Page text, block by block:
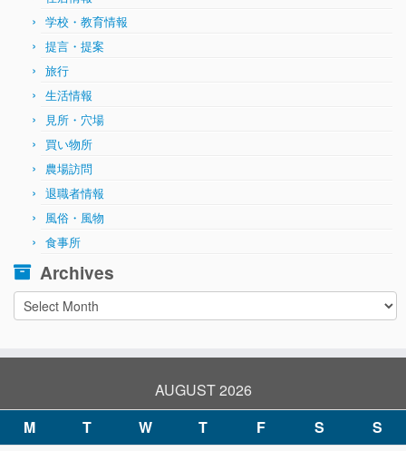
学校・教育情報
提言・提案
旅行
生活情報
見所・穴場
買い物所
農場訪問
退職者情報
風俗・風物
食事所
Archives
Archives
AUGUST 2026
M
T W T F S
S